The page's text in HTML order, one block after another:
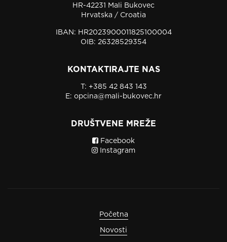
HR-42231 Mali Bukovec
Hrvatska / Croatia
IBAN: HR2023900011825100004
OIB: 26328529354
KONTAKTIRAJTE NAS
T: +385 42 843 143
E: opcina@mali-bukovec.hr
DRUŠTVENE MREŽE
Facebook
Instagram
Početna
Novosti